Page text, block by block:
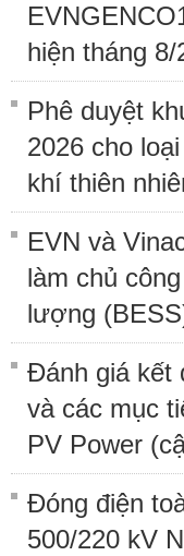
hiện tháng 8/
Phê duyệt
2026 cho
khí thiên
EVN và
làm chủ
lượng
Đánh giá kết
và các mục
PV Power
Đóng điện
500/220 kV